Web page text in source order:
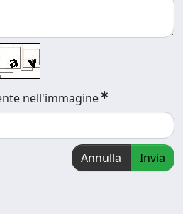
nell'immagine
Annulla Invia